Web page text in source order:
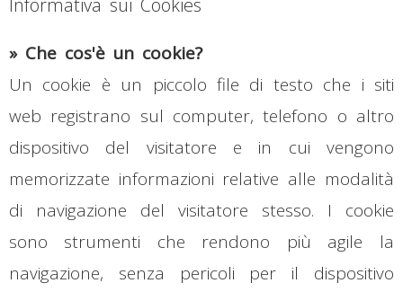
Informativa sui Cookies
» Che cos'è un cookie?
Un cookie è un piccolo file di testo che i siti
web registrano sul computer, telefono o altro
dispositivo del visitatore e in cui vengono
memorizzate informazioni relative alle modalità
di navigazione del visitatore stesso. I cookie
sono strumenti che rendono più agile la
navigazione, senza pericoli per il dispositivo